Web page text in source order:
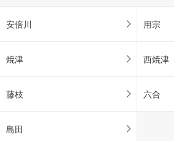
安倍川 用宗
焼津 西焼津
藤枝 六合
島田